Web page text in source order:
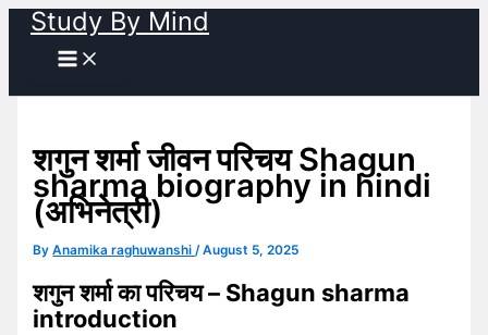
Skip
content
Study By Mind
शगुन शर्मा जीवन परिचय Shagun
sharma biography in hindi
(अभिनेत्री)
ByAnamika raghuwanshi/August 5, 2025
शगुन शर्मा का परिचय – Shagun sharma
introduction